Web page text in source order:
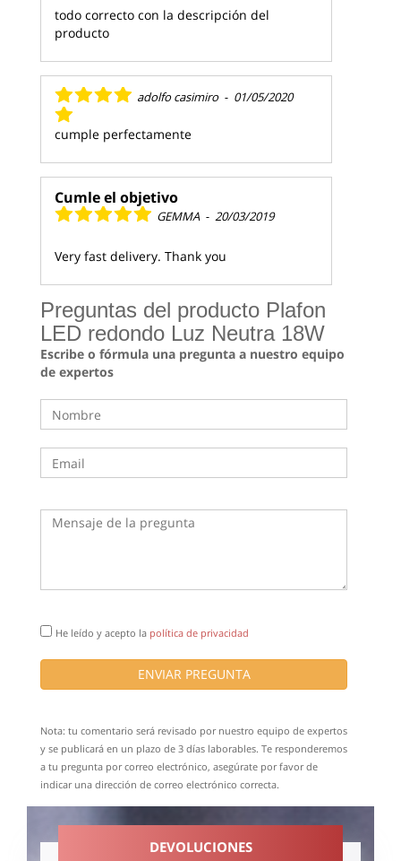
todo correcto con la descripción del
producto
adolfo casimiro - 01/05/2020
cumple perfectamente
Cumle el objetivo
GEMMA - 20/03/2019
Very fast delivery. Thank you
Preguntas del producto Plafon
LED redondo Luz Neutra 18W
Escribe o fórmula una pregunta a nuestro equipo
de expertos
He leído y acepto la política de privacidad
ENVIAR PREGUNTA
Nota: tu comentario será revisado por nuestro equipo de expertos
y se publicará en un plazo de 3 días laborables. Te responderemos
a tu pregunta por correo electrónico, asegúrate por favor de
indicar una dirección de correo electrónico correcta.
DEVOLUCIONES